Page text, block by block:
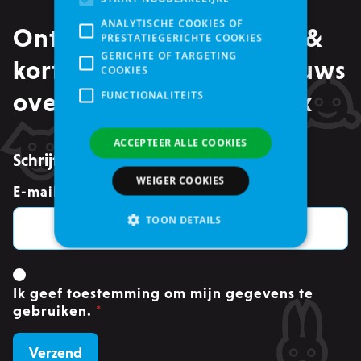
Ontvang alle promoties &
kortingen, maar ook nieuws
over events in je mailbox
Schrijf je in voor de nieuwsbrief
E-mailadres
Ik geef toestemming om mijn gegevens te
gebruiken. *
ANALYTISCHE COOKIES OF
PRESTATIEGERICHTE COOKIES
GERICHTE OF TARGETING
COOKIES
FUNCTIONALITEITS
ACCEPTEER ALLE COOKIES
WEIGER COOKIES
TOON DETAILS
Analytische cookies of prestatiegerichte cookies